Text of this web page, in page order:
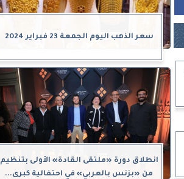
سعر الذهب اليوم الجمعة 23 فبراير 2024
انطلاق دورة «ملتقى القادة» الأولى بتنظيم
من «بزنس بالعربي» في احتفالية كبرى...